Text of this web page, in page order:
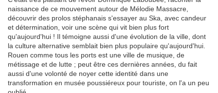
naissance de ce mouvement autour de Mélodie Massacre,
découvrir des prolos stéphanais s'essayer au Ska, avec candeur
et détermination, voir une scène qui vit bien plus fort
qu'aujourd'hui ! Il témoigne aussi d'une évolution de la ville, dont
la culture alternative semblait bien plus populaire qu'aujourd'hui.
Rouen comme tous les ports est une ville de musique, de
métissage et de lutte ; peut être ces dernières années, du fait
aussi d'une volonté de noyer cette identité dans une
transformation en musée poussiéreux pour touriste, on l'a un peu